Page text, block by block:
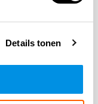
Details tonen